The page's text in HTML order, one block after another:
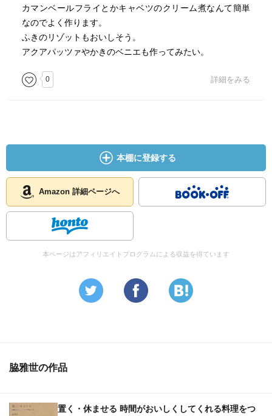
カマンベールフライとかキャベツのクリーム煮なんて簡単
なのでよく作ります。
ふきのリゾットもおいしそう。
アクアパッツァやかきのベニエも作ってみたい。
0 詳細をみる
本棚に登録する
Amazon 詳細ページへ
本ページはアフィリエイトプログラムによる収益を得ています
脇雅世の作品
置く・休ませる 時間がおいしくしてくれる料理をつ